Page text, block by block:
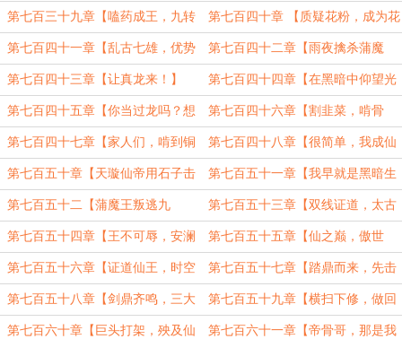
园】
第七百三十九章【嗑药成王，九转
仙丹】
第七百四十章 【质疑花粉，成为花
粉，超越花粉】
第七百四十一章【乱古七雄，优势
在我】
第七百四十二章【雨夜擒杀蒲魔
王】
第七百四十三章【让真龙来！】 第七百四十四章【在黑暗中仰望光
明成道】
第七百四十五章【你当过龙吗？想
当然！】
第七百四十六章【割韭菜，啃骨
灰】
第七百四十七章【家人们，啃到铜
棺主了】
第七百四十八章【很简单，我成仙
王不就是了】
第七百五十章【天璇仙帝用石子击
穿异域】
第七百五十一章【我早就是黑暗生
灵了】
第七百五十二【蒲魔王叛逃九
天？】
第七百五十三章【双线证道，太古
盟约】
第七百五十四章【王不可辱，安澜
来袭】
第七百五十五章【仙之巅，傲世
间】
第七百五十六章【证道仙王，时空
错乱】
第七百五十七章【踏鼎而来，先击
林仙】
第七百五十八章【剑鼎齐鸣，三大
高峰】
第七百五十九章【横扫下修，做回
自己】
第七百六十章【巨头打架，殃及仙 第七百六十一章【帝骨哥，那是我